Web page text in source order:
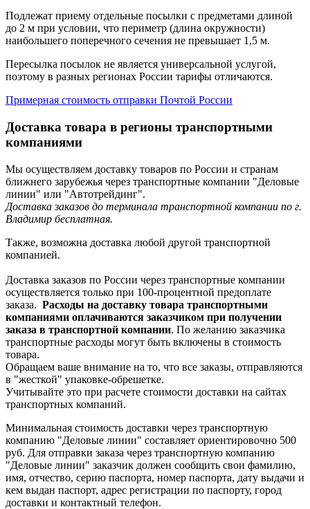
Подлежат приему отдельные посылки с предметами длиной
до 2 м при условии, что периметр (длина окружности)
наибольшего поперечного сечения не превышает 1,5 м.
Пересылка посылок не является универсальной услугой,
поэтому в разных регионах России тарифы отличаются.
Примерная стоимость отправки Почтой России
Доставка товара в регионы транспортными
компаниями
Мы осуществляем доставку товаров по России и странам
ближнего зарубежья через транспортные компании "Деловые
линии" или "Автотрейдинг".
Доставка заказов до терминала транспортной компании по г.
Владимир бесплатная.
Также, возможна доставка любой другой транспортной
компанией.
Доставка заказов по России через транспортные компании
осуществляется только при 100-процентной предоплате
заказа. Расходы на доставку товара транспортными
компаниями оплачиваются заказчиком при получении
заказа в транспортной компании. По желанию заказчика
транспортные расходы могут быть включены в стоимость
товара.
Обращаем ваше внимание на то, что все заказы, отправляются
в "жесткой" упаковке-обрешетке.
Учитывайте это при расчете стоимости доставки на сайтах
транспортных компаний.
Минимальная стоимость доставки через транспортную
компанию "Деловые линии" составляет ориентировочно 500
руб. Для отправки заказа через транспортную компанию
"Деловые линии" заказчик должен сообщить свои фамилию,
имя, отчество, серию паспорта, номер паспорта, дату выдачи и
кем выдан паспорт, адрес регистрации по паспорту, город
доставки и контактный телефон.